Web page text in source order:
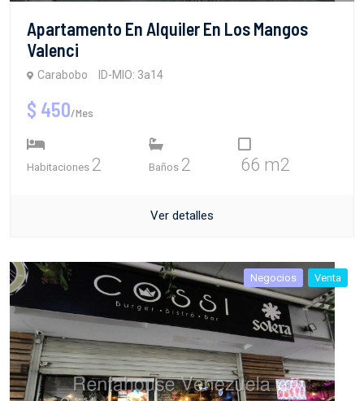
Apartamento En Alquiler En Los Mangos
Valenci
Carabobo ID-MIO: 3a14
$ 450/Mes
Habitaciones 2 Baños 2 66 m2
Ver detalles
Negocios Venta